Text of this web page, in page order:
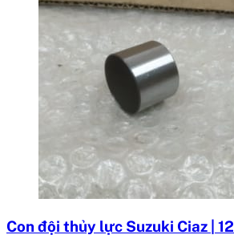
Con đội thủy lực Suzuki Ciaz |